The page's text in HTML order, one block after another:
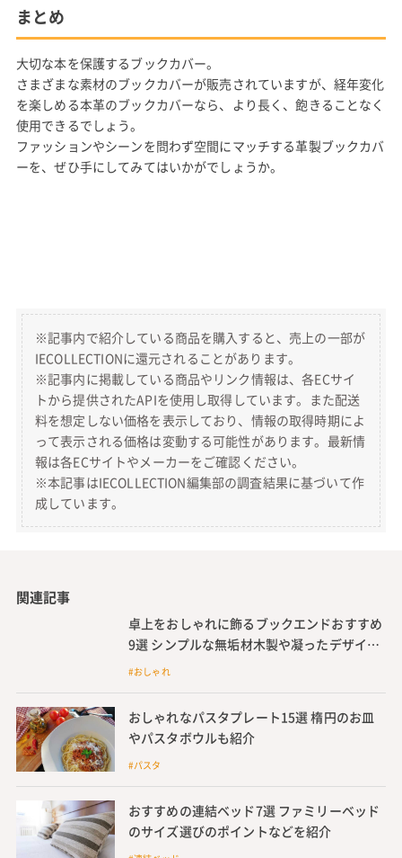
まとめ
大切な本を保護するブックカバー。
さまざまな素材のブックカバーが販売されていますが、経年変化
を楽しめる本革のブックカバーなら、より長く、飽きることなく
使用できるでしょう。
ファッションやシーンを問わず空間にマッチする革製ブックカバ
ーを、ぜひ手にしてみてはいかがでしょうか。
※記事内で紹介している商品を購入すると、売上の一部が
IECOLLECTIONに還元されることがあります。
※記事内に掲載している商品やリンク情報は、各ECサイ
トから提供されたAPIを使用し取得しています。また配送
料を想定しない価格を表示しており、情報の取得時期によ
って表示される価格は変動する可能性があります。最新情
報は各ECサイトやメーカーをご確認ください。
※本記事はIECOLLECTION編集部の調査結果に基づいて作
成しています。
関連記事
卓上をおしゃれに飾るブックエンドおすすめ
9選 シンプルな無垢材木製や凝ったデザイン
のアイアン製も
#おしゃれ
おしゃれなパスタプレート15選 楕円のお皿
やパスタボウルも紹介
#パスタ
おすすめの連結ベッド7選 ファミリーベッド
のサイズ選びのポイントなどを紹介